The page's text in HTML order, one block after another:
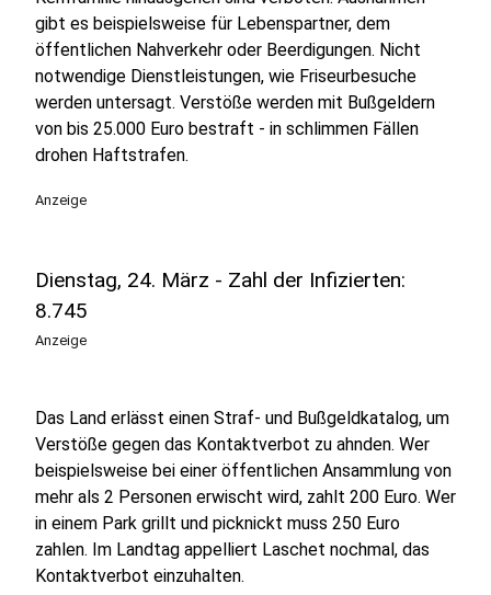
gibt es beispielsweise für Lebenspartner, dem
öffentlichen Nahverkehr oder Beerdigungen. Nicht
notwendige Dienstleistungen, wie Friseurbesuche
werden untersagt. Verstöße werden mit Bußgeldern
von bis 25.000 Euro bestraft - in schlimmen Fällen
drohen Haftstrafen.
Anzeige
Dienstag, 24. März - Zahl der Infizierten:
8.745
Anzeige
Das Land erlässt einen Straf- und Bußgeldkatalog, um
Verstöße gegen das Kontaktverbot zu ahnden. Wer
beispielsweise bei einer öffentlichen Ansammlung von
mehr als 2 Personen erwischt wird, zahlt 200 Euro. Wer
in einem Park grillt und picknickt muss 250 Euro
zahlen. Im Landtag appelliert Laschet nochmal, das
Kontaktverbot einzuhalten.